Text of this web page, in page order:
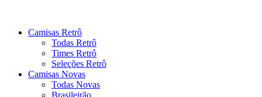
Camisas Retrô
Todas Retrô
Times Retrô
Seleções Retrô
Camisas Novas
Todas Novas
Brasileirão